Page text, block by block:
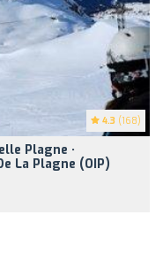
4.3 (168)
Plagne ·
La Plagne (OIP)